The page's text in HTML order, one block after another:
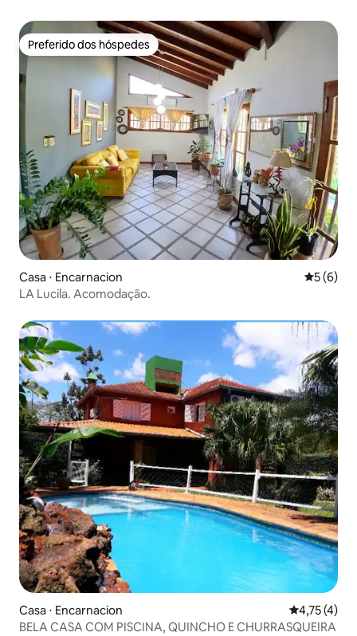
Preferido dos hóspedes
Preferido dos hóspedes
Casa ⋅ Encarnacion 5 de
5 (6)
LA Lucila. Acomodação.
Casa ⋅ Encarnacion 4,75 de
4,75 (4)
BELA CASA COM PISCINA, QUINCHO E CHURRASQUEIRA